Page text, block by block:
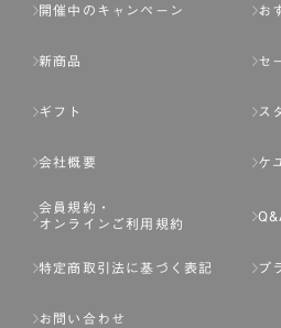
ページへの入力、または弊社が別
基づき判断した場合は、弊社は、
のいずれかの事由に該当する場合
または事前に通知することなく一
いる場合。
開催中のキャンペーン お
新商品 セ
ギフト ス
会社概要 ケ
会員規約・
オンラインご利用規約
特定商取引法に基づく表記 プ
お問い合わせ